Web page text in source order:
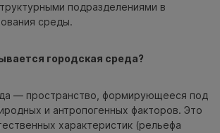
подразделениями в
среды.
городская среда?
— пространство, формирующееся под
и антропогенных факторов. Это
характеристик (рельефа